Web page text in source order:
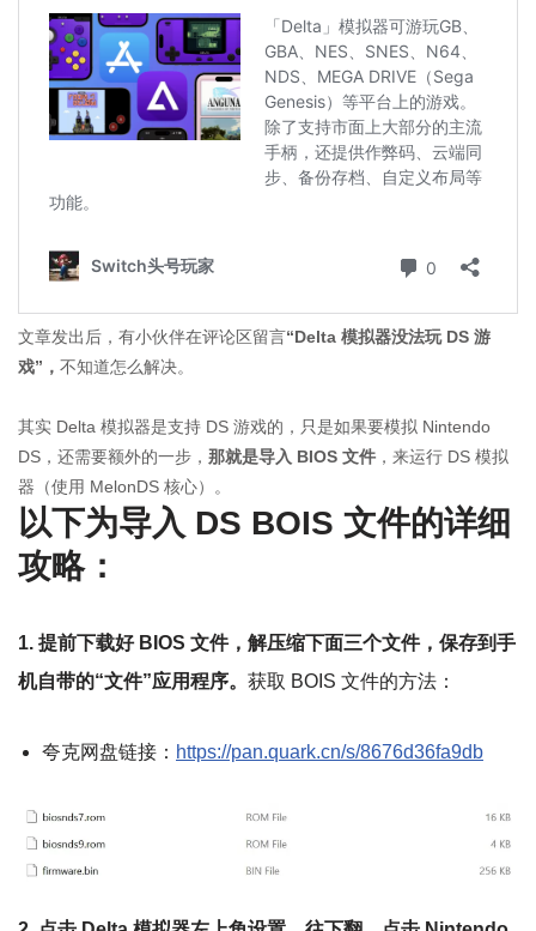
文章发出后，有小伙伴在评论区留言“Delta 模拟器没法玩 DS 游
戏”， 不知道怎么解决。
其实 Delta 模拟器是支持 DS 游戏的，只是如果要模拟 Nintendo
DS，还需要额外的一步， 那就是导入 BIOS 文件 ，来运行 DS 模拟
器（使用 MelonDS 核心）。
以下为导入 DS BOIS 文件的详细
攻略：
1. 提前下载好 BIOS 文件，解压缩下面三个文件，保存到手
机自带的“文件”应用程序。 获取 BOIS 文件的方法：
夸克网盘链接： https://pan.quark.cn/s/8676d36fa9db